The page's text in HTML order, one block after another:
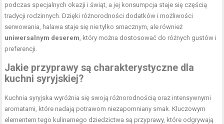
podczas specjalnych okazji i świąt, a jej konsumpcja staje się częścią
tradycji rodzinnych. Dzięki różnorodności dodatków i możliwości
serwowania, halawa staje się nie tylko smacznym, ale również
uniwersalnym deserem , który można dostosować do różnych gustów i
preferencji.
Jakie przyprawy są charakterystyczne dla
kuchni syryjskiej?
Kuchnia syryjska wyróżnia się swoją różnorodnością oraz intensywnymi
aromatami, które nadają potrawom niezapomniany smak. Kluczowym
elementem tego kulinarnego dziedzictwa są przyprawy, które odgrywają